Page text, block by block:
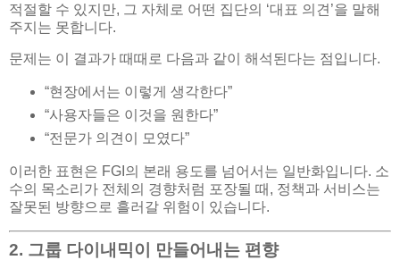
적절할 수 있지만, 그 자체로 어떤 집단의 ‘대표 의견’을 말해
주지는 못합니다.
문제는 이 결과가 때때로 다음과 같이 해석된다는 점입니다.
“현장에서는 이렇게 생각한다”
“사용자들은 이것을 원한다”
“전문가 의견이 모였다”
이러한 표현은 FGI의 본래 용도를 넘어서는 일반화입니다. 소
수의 목소리가 전체의 경향처럼 포장될 때, 정책과 서비스는
잘못된 방향으로 흘러갈 위험이 있습니다.
2. 그룹 다이내믹이 만들어내는 편향